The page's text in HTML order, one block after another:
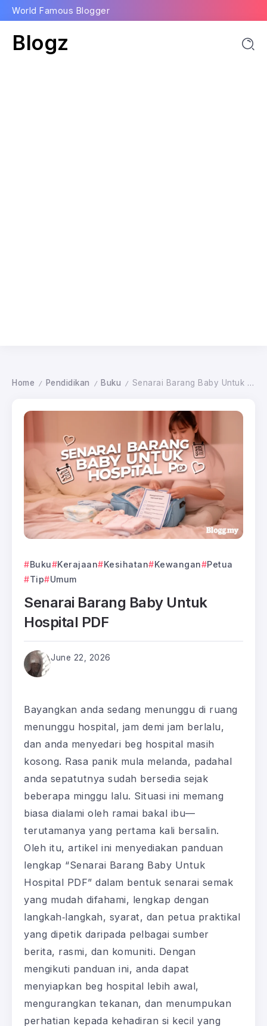
World Famous Blogger
Blogz
Home / Pendidikan / Buku / Senarai Barang Baby Untuk Hospital PDF
Buku Kerajaan Kesihatan Kewangan
Petua
Tip
Umum
Senarai Barang Baby Untuk
Hospital PDF
June 22, 2026
Bayangkan anda sedang menunggu di ruang
menunggu hospital, jam demi jam berlalu,
dan anda menyedari beg hospital masih
kosong. Rasa panik mula melanda, padahal
anda sepatutnya sudah bersedia sejak
beberapa minggu lalu. Situasi ini memang
biasa dialami oleh ramai bakal ibu—
terutamanya yang pertama kali bersalin.
Oleh itu, artikel ini menyediakan panduan
lengkap “Senarai Barang Baby Untuk
Hospital PDF” dalam bentuk senarai semak
yang mudah difahami, lengkap dengan
langkah‑langkah, syarat, dan petua praktikal
yang dipetik daripada pelbagai sumber
berita, rasmi, dan komuniti. Dengan
mengikuti panduan ini, anda dapat
menyiapkan beg hospital lebih awal,
mengurangkan tekanan, dan menumpukan
perhatian kepada kehadiran si kecil yang